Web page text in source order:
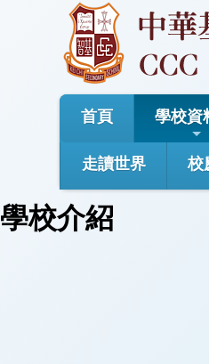
首頁 學校資
走讀世界 校
學校介紹